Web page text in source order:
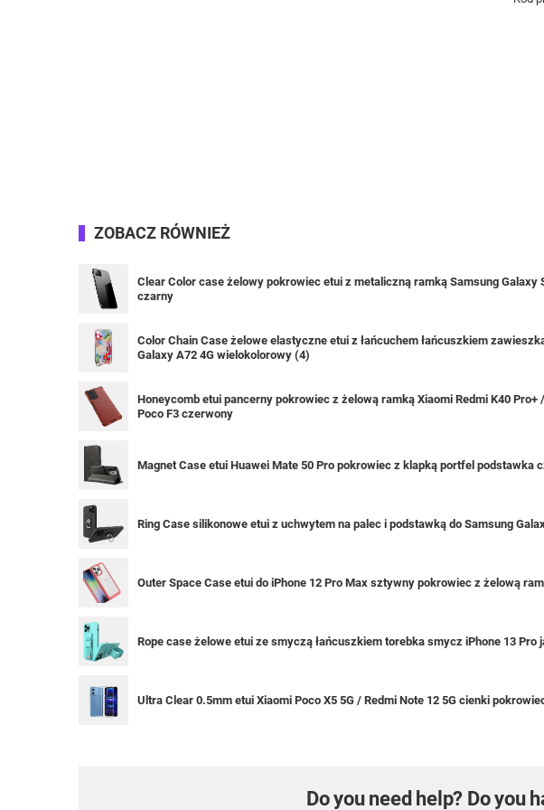
ZOBACZ RÓWNIEŻ
Clear Color case żelowy pokrowiec etui z metaliczną ramką Samsung Galaxy
czarny
Color Chain Case żelowe elastyczne etui z łańcuchem łańcuszkiem
Galaxy A72 4G wielokolorowy (4)
Honeycomb etui pancerny pokrowiec z żelową ramką Xiaomi Redmi K40 Pro+
Poco F3 czerwony
Magnet Case etui Huawei Mate 50 Pro pokrowiec z klapką portfel podstawka
Ring Case silikonowe etui z uchwytem na palec i podstawką do Samsung
Outer Space Case etui do iPhone 12 Pro Max sztywny pokrowiec z żelową
Rope case żelowe etui ze smyczą łańcuszkiem torebka smycz iPhone 13 Pro
Ultra Clear 0.5mm etui Xiaomi Poco X5 5G / Redmi Note 12 5G cienki
Do you need help? Do you